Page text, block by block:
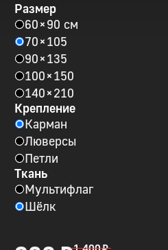
Размер
60 × 90 см
70 × 105
90 × 135
100 × 150
140 × 210
Крепление
Карман
Люверсы
Петли
Ткань
Мультифлаг
Шёлк